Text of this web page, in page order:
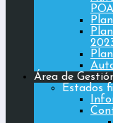
Área de
Estados